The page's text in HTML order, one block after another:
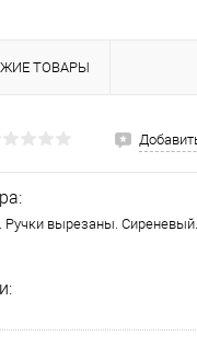
ТОВАРЫ
Ручки вырезаны.